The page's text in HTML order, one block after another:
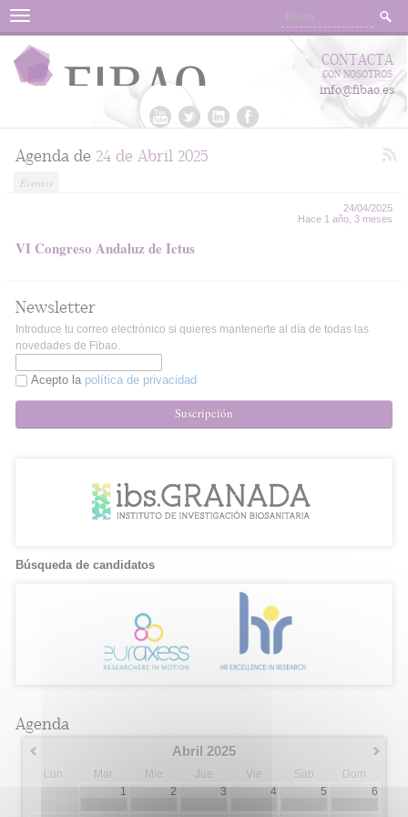
Menu
CONTACTA
CON NOSOTROS
info@fibao.es
Agenda de 24 de Abril 2025
Eventos
24/04/2025
Hace 1 año, 3 meses
VI Congreso Andaluz de Ictus
Newsletter
Introduce tu correo electrónico si quieres mantenerte al día de todas las
novedades de Fibao.
Acepto la política de privacidad
Suscripción
Búsqueda de candidatos
Agenda
Abril 2025
Lun Mar Mie Jue Vie Sab
Dom
1
2 3 4 5 6